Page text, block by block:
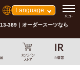
Language
389｜オーダースーツなら